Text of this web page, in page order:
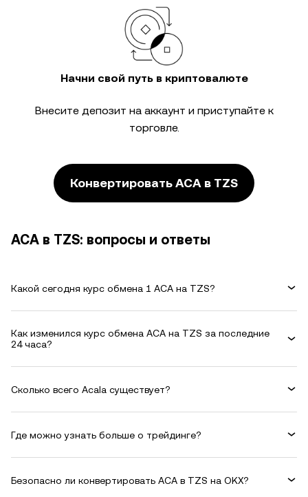
Начни свой путь в криптовалюте
Внесите депозит на аккаунт и приступайте к
торговле.
Конвертировать ACA в TZS
ACA в TZS: вопросы и ответы
Какой сегодня курс обмена 1 ACA на TZS?
Как изменился курс обмена ACA на TZS за последние
24 часа?
Сколько всего Acala существует?
Где можно узнать больше о трейдинге?
Безопасно ли конвертировать ACA в TZS на OKX?